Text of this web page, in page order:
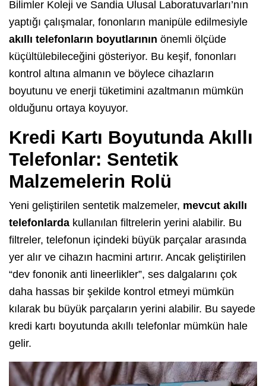
Bilimler Koleji ve Sandia Ulusal Laboratuvarları’nın
yaptığı çalışmalar, fononların manipüle edilmesiyle
akıllı telefonların boyutlarının önemli ölçüde
küçültülebileceğini gösteriyor. Bu keşif, fononları
kontrol altına almanın ve böylece cihazların
boyutunu ve enerji tüketimini azaltmanın mümkün
olduğunu ortaya koyuyor.
Kredi Kartı Boyutunda Akıllı
Telefonlar: Sentetik
Malzemelerin Rolü
Yeni geliştirilen sentetik malzemeler, mevcut akıllı
telefonlarda kullanılan filtrelerin yerini alabilir. Bu
filtreler, telefonun içindeki büyük parçalar arasında
yer alır ve cihazın hacmini artırır. Ancak geliştirilen
“dev fononik anti lineerlikler”, ses dalgalarını çok
daha hassas bir şekilde kontrol etmeyi mümkün
kılarak bu büyük parçaların yerini alabilir. Bu sayede
kredi kartı boyutunda akıllı telefonlar mümkün hale
gelir.